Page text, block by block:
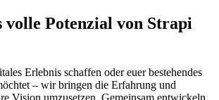
volle Potenzial von Strapi
Erlebnis schaffen oder euer bestehendes
– wir bringen die Erfahrung und
Vision umzusetzen. Gemeinsam entwickeln